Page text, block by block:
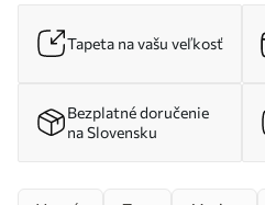
Tapeta na vašu veľkosť
Bezplatné doručenie
na Slovensku